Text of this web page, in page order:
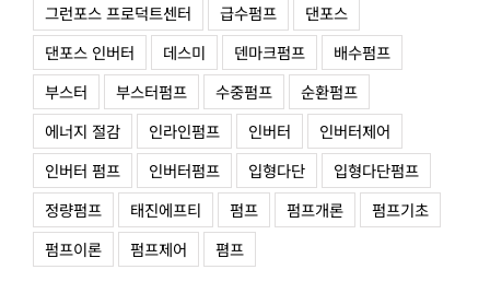
그런포스 프로덕트센터
급수펌프
댄포스
댄포스 인버터
데스미 덴마크펌프
배수펌프
부스터
부스터펌프 수중펌프
순환펌프
에너지 절감
인라인펌프 인버터
인버터제어
인버터 펌프
인버터펌프 입형다단
입형다단펌프
정량펌프
태진에프티 펌프 펌프개론
펌프기초
펌프이론
펌프제어 폄프